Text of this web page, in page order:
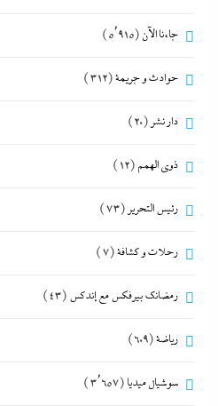
جاءنا الآن (5٬915)
حوادث و جريمة(312)
دار نشر (20)
ذوى الهمم (12)
رئيس التحرير (73)
رحلات و كشافة(7)
رمضانك بيرفكس مع إندكس (43)
رياضة(609)
سوشيال ميديا (3٬657)